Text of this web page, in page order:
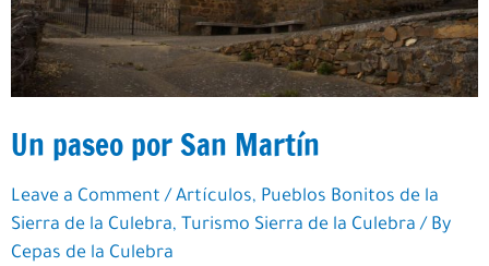
Un paseo por San Martín
Leave a Comment / Artículos, Pueblos Bonitos de la
Sierra de la Culebra, Turismo Sierra de la Culebra / By
Cepas de la Culebra